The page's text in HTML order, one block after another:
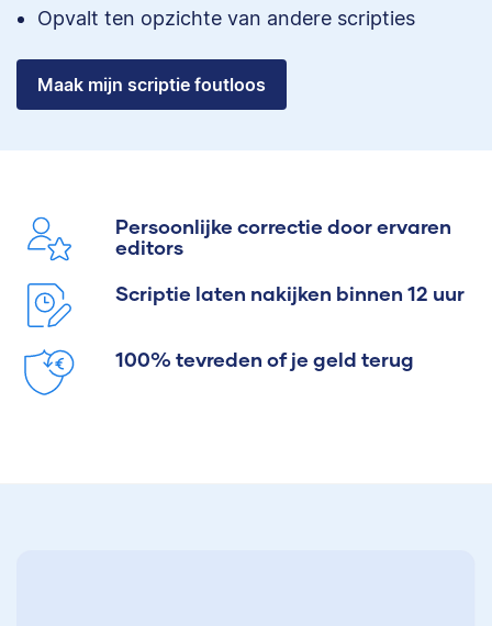
Opvalt ten opzichte van andere scripties
Maak mijn scriptie foutloos
Persoonlijke correctie door ervaren
editors
Scriptie laten nakijken binnen 12 uur
100% tevreden of je geld terug